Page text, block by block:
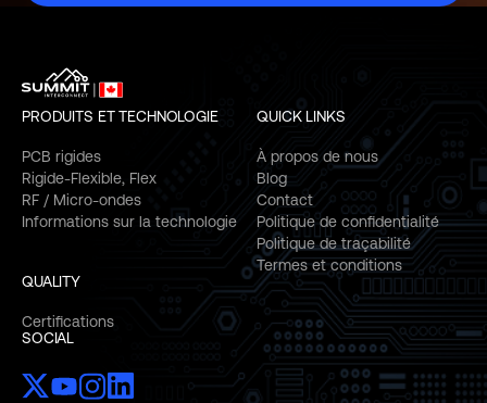
PRODUITS ET TECHNOLOGIE
PCB rigides
Rigide-Flexible, Flex
RF / Micro-ondes
Informations sur la technologie
QUALITY
Certifications
QUICK LINKS
À propos de nous
Blog
Contact
Politique de confidentialité
Politique de traçabilité
Termes et conditions
SOCIAL